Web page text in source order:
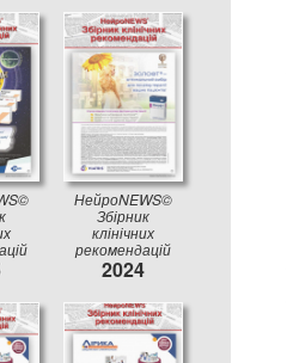
НейроNEWS©
Збірник
клінічних
рекомендацій
2024